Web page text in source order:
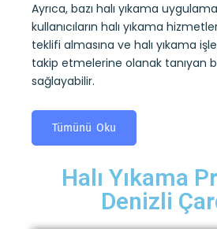
Ayrıca, bazı halı yıkama
kullanıcıların halı yıkama
teklifi almasına ve halı yıkama
takip etmelerine olanak tanıyan
sağlayabilir.
Tümünü Oku
Halı Yıkama
Denizli